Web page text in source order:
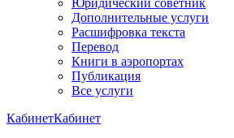
Юридический советник
Дополнительные услуги
Расшифровка текста
Перевод
Книги в аэропортах
Публикация
Все услуги
КабинетКабинет